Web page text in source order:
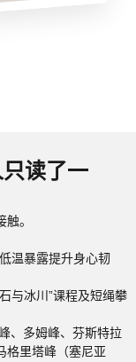
读了一
。
温暴露提升身心韧
与冰川”课程及短绳攀
、多姆峰、芬斯特拉
格里塔峰（塞尼亚